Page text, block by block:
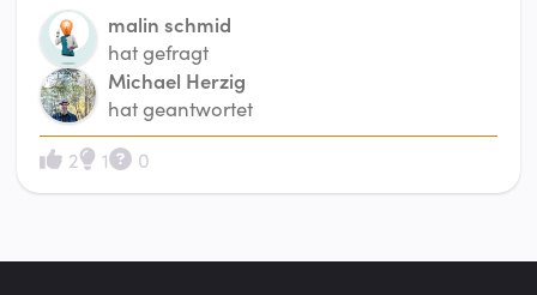
malin schmid
hat gefragt
Michael Herzig
hat geantwortet
2
1 0